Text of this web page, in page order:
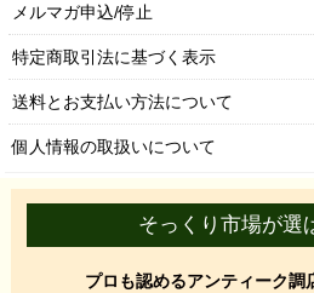
メルマガ申込/停止
特定商取引法に基づく表示
送料とお支払い方法について
個人情報の取扱いについて
そっくり市場が選
プロも認めるアンティーク調